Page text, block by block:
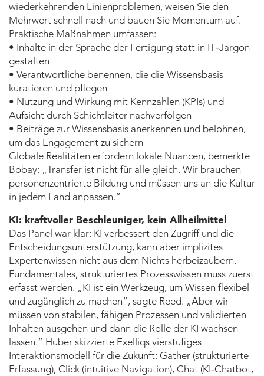
wiederkehrenden Linienproblemen, weisen Sie den
Mehrwert schnell nach und bauen Sie Momentum auf.
Praktische Maßnahmen umfassen:
• Inhalte in der Sprache der Fertigung statt in IT‑Jargon
gestalten
• Verantwortliche benennen, die die Wissensbasis
kuratieren und pflegen
• Nutzung und Wirkung mit Kennzahlen (KPIs) und
Aufsicht durch Schichtleiter nachverfolgen
• Beiträge zur Wissensbasis anerkennen und belohnen,
um das Engagement zu sichern
Globale Realitäten erfordern lokale Nuancen, bemerkte
Bobay: „Transfer ist nicht für alle gleich. Wir brauchen
personenzentrierte Bildung und müssen uns an die Kultur
in jedem Land anpassen.“
KI: kraftvoller Beschleuniger, kein Allheilmittel
Das Panel war klar: KI verbessert den Zugriff und die
Entscheidungsunterstützung, kann aber implizites
Expertenwissen nicht aus dem Nichts herbeizaubern.
Fundamentales, strukturiertes Prozesswissen muss zuerst
erfasst werden. „KI ist ein Werkzeug, um Wissen flexibel
und zugänglich zu machen“, sagte Reed. „Aber wir
müssen von stabilen, fähigen Prozessen und validierten
Inhalten ausgehen und dann die Rolle der KI wachsen
lassen.“ Huber skizzierte Exelliqs vierstufiges
Interaktionsmodell für die Zukunft: Gather (strukturierte
Erfassung), Click (intuitive Navigation), Chat (KI‑Chatbot,